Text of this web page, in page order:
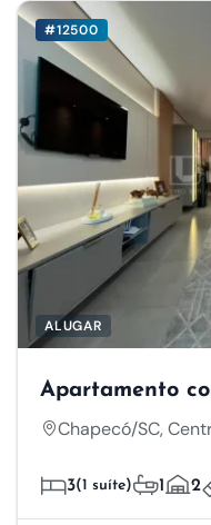
#12500
ALUGAR
Apartamento
Chapecó/SC,
3(1 suíte) 1 2